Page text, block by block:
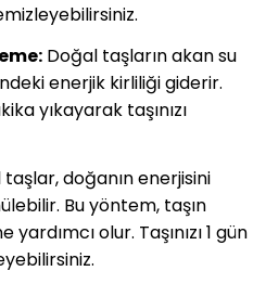
Doğal taşların akan su
enerjik kirliliği giderir.
yıkayarak taşınızı
doğanın enerjisini
Bu yöntem, taşın
olur. Taşınızı 1 gün